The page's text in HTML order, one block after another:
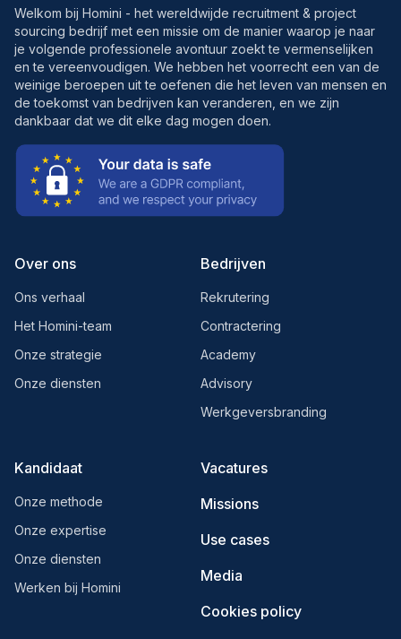
Welkom bij Homini - het wereldwijde recruitment & project
sourcing bedrijf met een missie om de manier waarop je naar
je volgende professionele avontuur zoekt te vermenselijken
en te vereenvoudigen. We hebben het voorrecht een van de
weinige beroepen uit te oefenen die het leven van mensen en
de toekomst van bedrijven kan veranderen, en we zijn
dankbaar dat we dit elke dag mogen doen.
Over ons
Ons verhaal
Het Homini-team
Onze strategie
Onze diensten
Bedrijven
Rekrutering
Contractering
Academy
Advisory
Werkgeversbranding
Kandidaat
Onze methode
Onze expertise
Onze diensten
Werken bij Homini
Vacatures
Missions
Use cases
Media
Cookies policy